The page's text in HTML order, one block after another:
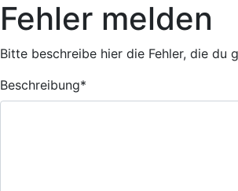
Fehler melden
Bitte beschreibe hier die Fehler, die du
Beschreibung*